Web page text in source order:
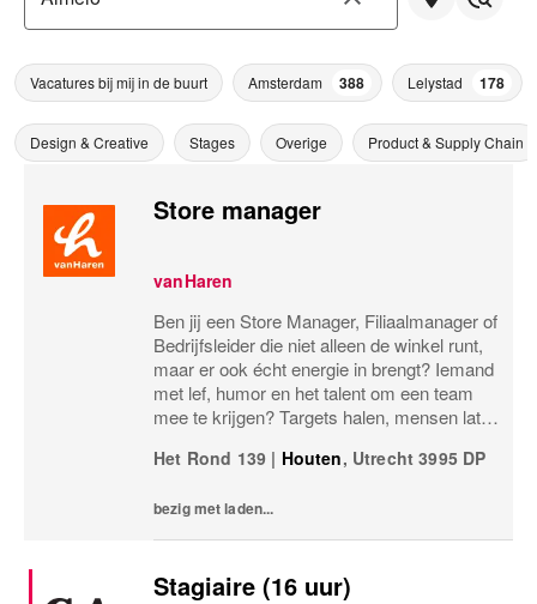
Vacatures bij mij in de buurt Amsterdam 388 Lelystad 178
Design & Creative Stages Overige Product & Supply Chain
Store manager
vanHaren
Ben jij een Store Manager, Filiaalmanager of
Bedrijfsleider die niet alleen de winkel runt,
maar er ook écht energie in brengt? Iemand
met lef, humor en het talent om een team
mee te krijgen? Targets halen, mensen laten
please! Dan zoeken wij jou.Bij...
Het Rond 139 | Houten, Utrecht 3995 DP
bezig met laden...
Stagiaire (16 uur)